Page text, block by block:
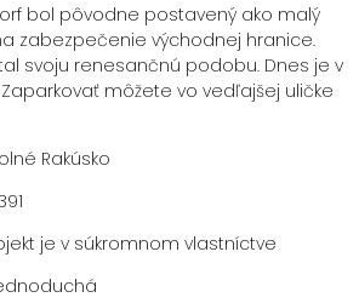
bol pôvodne postavený ako malý
zabezpečenie východnej hranice.
svoju renesančnú podobu. Dnes je v
môžete vo vedľajšej uličke
Rakúsko
je v súkromnom vlastníctve